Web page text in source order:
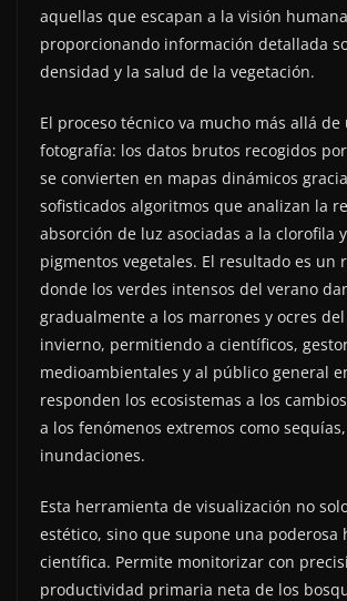
aquellas que escapan a la visión
proporcionando información detallada
densidad y la salud de la vegetación.
El proceso técnico va mucho más allá
fotografía: los datos brutos recogidos
se convierten en mapas dinámicos
sofisticados algoritmos que analizan la
absorción de luz asociadas a la clorofila
pigmentos vegetales. El resultado es un
donde los verdes intensos del verano
gradualmente a los marrones y ocres
invierno, permitiendo a científicos,
medioambientales y al público general
responden los ecosistemas a los
a los fenómenos extremos como
inundaciones.
Esta herramienta de visualización no
estético, sino que supone una poderosa
científica. Permite monitorizar con
productividad primaria neta de los